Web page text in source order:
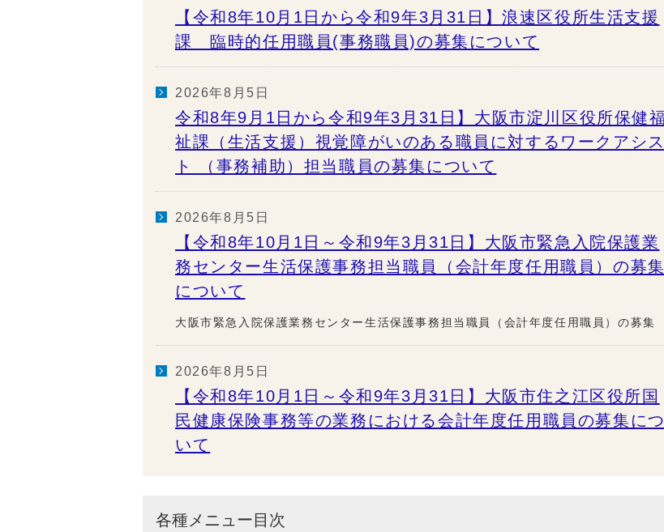
【令和8年10月1日から令和9年3月31日】浪速区役所生活支援
課 臨時的任用職員(事務職員)の募集について
2026年8月5日
令和8年9月1日から令和9年3月31日】大阪市淀川区役所保健福
祉課（生活支援）視覚障がいのある職員に対するワークアシス
ト （事務補助）担当職員の募集について
2026年8月5日
【令和8年10月1日～令和9年3月31日】大阪市緊急入院保護業
務センター生活保護事務担当職員（会計年度任用職員）の募集
について
大阪市緊急入院保護業務センター生活保護事務担当職員（会計年度任用職員）の募集
2026年8月5日
【令和8年10月1日～令和9年3月31日】大阪市住之江区役所国
民健康保険事務等の業務における会計年度任用職員の募集につ
いて
各種メニュー目次